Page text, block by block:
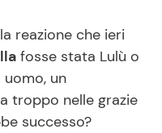
Ricette in TV
Piatti
reazione che ieri
fosse stata Lulù o
un
troppo nelle grazie
successo?